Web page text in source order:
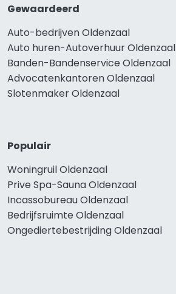
Gewaardeerd
Auto-bedrijven Oldenzaal
Auto huren-Autoverhuur Oldenzaal
Banden-Bandenservice Oldenzaal
Advocatenkantoren Oldenzaal
Slotenmaker Oldenzaal
Populair
Woningruil Oldenzaal
Prive Spa-Sauna Oldenzaal
Incassobureau Oldenzaal
Bedrijfsruimte Oldenzaal
Ongediertebestrijding Oldenzaal